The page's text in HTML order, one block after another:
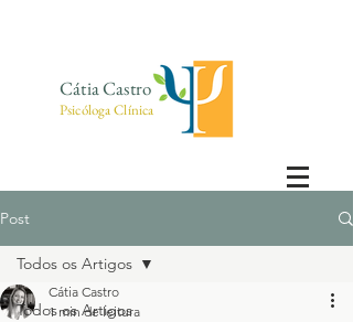
Psicóloga Clínica
Cátia Castro
Post
Todos os Artigos
Todos os Artigos
Cátia Castro
1 min de leitura